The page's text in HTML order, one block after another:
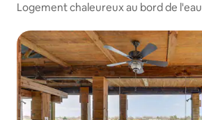
Logement chaleureux au bord de l'eau